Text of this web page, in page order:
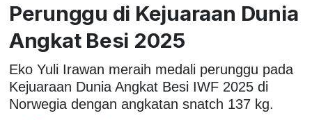
Perunggu di Kejuaraan Dunia
Angkat Besi 2025
Eko Yuli Irawan meraih medali perunggu pada
Kejuaraan Dunia Angkat Besi IWF 2025 di
Norwegia dengan angkatan snatch 137 kg.